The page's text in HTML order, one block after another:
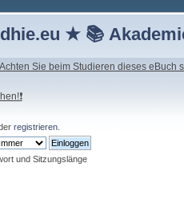
★ 📚
Sie beim Studieren dieses eBuch
registrieren.
und Sitzungslänge